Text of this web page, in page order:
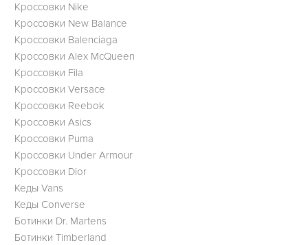
Кроссовки Nike
Кроссовки New Balance
Кроссовки Balenciaga
Кроссовки Alex McQueen
Кроссовки Fila
Кроссовки Versace
Кроссовки Reebok
Кроссовки Asics
Кроссовки Puma
Кроссовки Under Armour
Кроссовки Dior
Кеды Vans
Кеды Converse
Ботинки Dr. Martens
Ботинки Timberland